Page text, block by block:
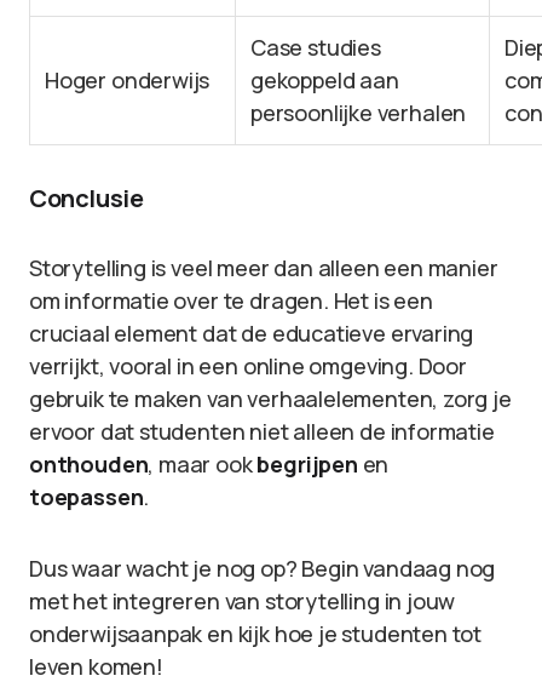
Hoger onderwijs
Case studies
gekoppeld aan
persoonlijke verhalen
Conclusie
Storytelling is veel meer dan alleen een manier
om informatie over te dragen. Het is een
cruciaal element dat de educatieve ervaring
verrijkt, vooral in een online omgeving. Door
gebruik te maken van verhaalelementen, zorg je
ervoor dat studenten niet alleen de informatie
onthouden, maar ookbegrijpen en
toepassen.
Dus waar wacht je nog op? Begin vandaag nog
met het integreren van storytelling in jouw
onderwijsaanpak en kijk hoe je studenten tot
leven komen!